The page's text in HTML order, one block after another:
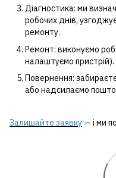
Діагностика: ми
робочих днів,
ремонту.
Ремонт: виконуємо
налаштуємо пристрій).
Повернення:
або надсилаємо
Залишайте заявку — і ми